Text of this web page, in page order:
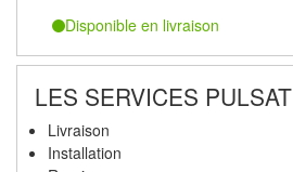
Disponible en livraison
LES SERVICES PULSAT
Livraison
Installation